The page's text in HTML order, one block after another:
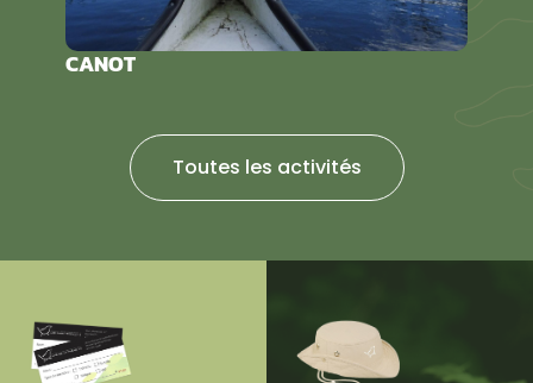
CANOT
Toutes les activités